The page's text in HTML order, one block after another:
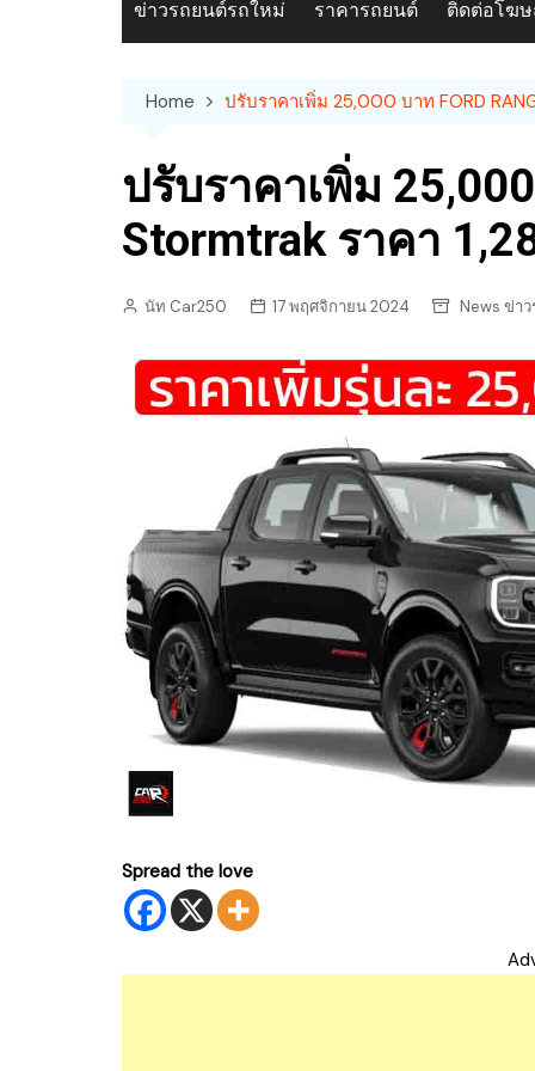
ข่าวรถยนต์รถใหม่ ราคารถยนต์ ติดต่อโฆ
Home ปรับราคาเพิ่ม 25,000 บาท FORD
ปรับราคาเพิ่ม
Stormtrak ราคา
นัท Car250 17 พฤศจิกายน 2024 News ข่า
Spread the love